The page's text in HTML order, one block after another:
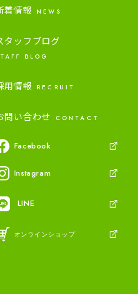
着情報 NEWS
タッフブログ
BLOG
用情報 RECRUIT
問い合わせ CONTACT
Facebook
Instagram
LINE
オンラインショップ